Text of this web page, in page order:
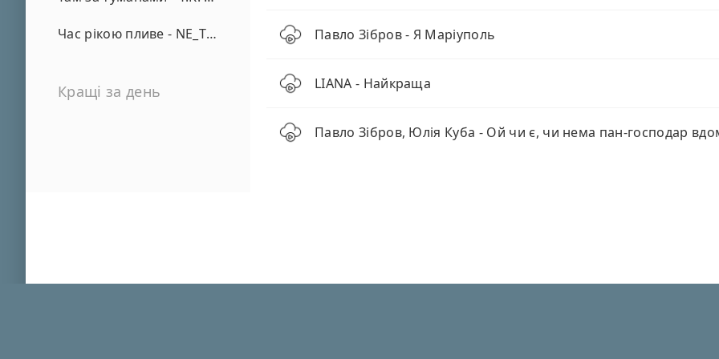
Час рікою пливе - NE_TVOYA_MRIYA
Кращі за день
Павло Зібров - Я Маріуполь
LIANA - Найкраща
Павло Зібров, Юлія Куба - Ой чи є, чи нема пан-господар